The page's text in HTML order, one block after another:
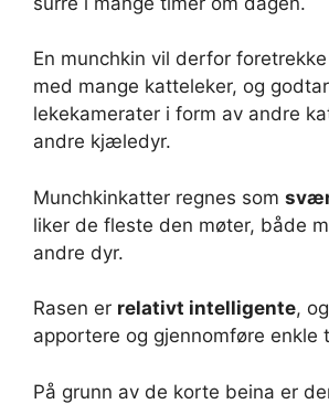
En munchkin vil derfor
med mange katteleker, og
lekekamerater i form av andre
andre kjæledyr.
Munchkinkatter regnes som
liker de fleste den møter, både
andre dyr.
Rasen er relativt intelligente,
apportere og gjennomføre enkle
På grunn av de korte beina er